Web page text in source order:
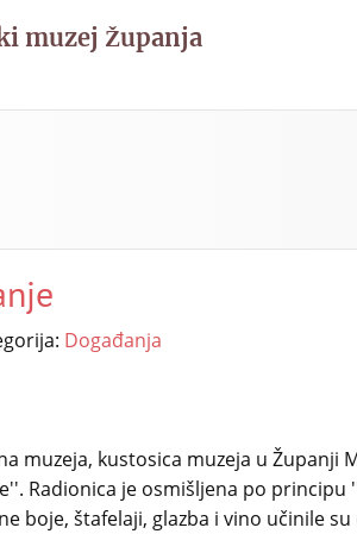
muzej Županja
Događanja
muzeja, kustosica muzeja u Županji
Radionica je osmišljena po
boje, štafelaji, glazba i vino učinile